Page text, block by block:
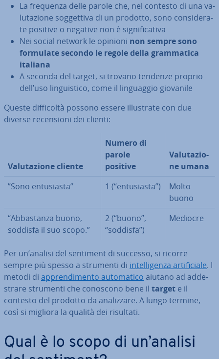
La frequenza delle parole che, nel contesto di una va­
lu­ta­zio­ne sog­get­ti­va di un prodotto, sono con­si­de­ra­
te positive o negative non è si­gni­fi­ca­ti­va
Nei social network le opinioni non sempre sono
formulate secondo le regole della gram­ma­ti­ca
italiana
A seconda del target, si trovano tendenze proprio
dell’uso lin­gui­sti­co, come il lin­guag­gio giovanile
Queste dif­fi­col­tà possono essere il­lu­stra­te con due
diverse re­cen­sio­ni dei clienti:
Va­lu­ta­zio­ne cliente
Numero di
parole
positive
Va­lu­ta­zio­
ne umana
”Sono en­tu­sia­sta”
1 (“en­tu­sia­sta”)
Molto
buono
“Ab­ba­stan­za buono,
soddisfa il suo scopo.”
2 (“buono”,
“soddisfa”)
Mediocre
Per un’analisi del sentiment di successo, si ricorre
sempre più spesso a strumenti di in­tel­li­gen­za ar­ti­fi­cia­le. I
metodi di ap­pren­di­men­to au­to­ma­ti­co aiutano ad ad­de­
stra­re strumenti che conoscono bene il target e il
contesto del prodotto da ana­liz­za­re. A lungo termine,
così si migliora la qualità dei risultati.
Qual è lo scopo di un’analisi